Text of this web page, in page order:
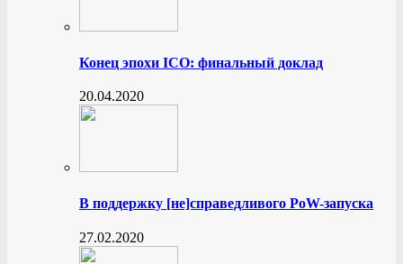
Конец эпохи ICO: финальный доклад
20.04.2020
В поддержку [не]справедливого PoW-запуска
27.02.2020